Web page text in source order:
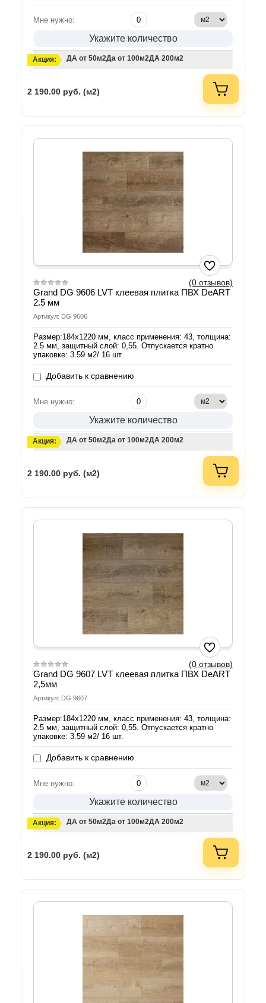
Мне нужно:
Укажите количество
Акция: ДА от 50м2Да от 100м2ДА 200м2
2 190.00 руб. (м2)
(0 отзывов)
Grand DG 9606 LVT клеевая плитка ПВХ DeART
2.5 мм
Артикул: DG 9606
Размер:184х1220 мм, класс применения: 43, толщина:
2.5 мм, защитный слой: 0,55. Отпускается кратно
упаковке: 3.59 м2/ 16 шт.
Добавить к сравнению
Мне нужно:
Укажите количество
Акция: ДА от 50м2Да от 100м2ДА 200м2
2 190.00 руб. (м2)
(0 отзывов)
Grand DG 9607 LVT клеевая плитка ПВХ DeART
2,5мм
Артикул: DG 9607
Размер:184х1220 мм, класс применения: 43, толщина:
2.5 мм, защитный слой: 0,55. Отпускается кратно
упаковке: 3.59 м2/ 16 шт.
Добавить к сравнению
Мне нужно:
Укажите количество
Акция: ДА от 50м2Да от 100м2ДА 200м2
2 190.00 руб. (м2)